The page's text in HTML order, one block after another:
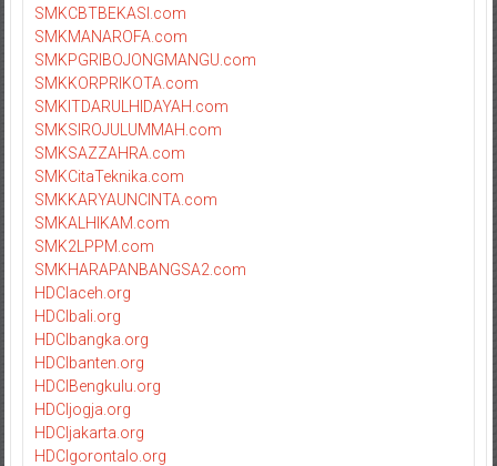
SMKCBTBEKASI.com
SMKMANAROFA.com
SMKPGRIBOJONGMANGU.com
SMKKORPRIKOTA.com
SMKITDARULHIDAYAH.com
SMKSIROJULUMMAH.com
SMKSAZZAHRA.com
SMKCitaTeknika.com
SMKKARYAUNCINTA.com
SMKALHIKAM.com
SMK2LPPM.com
SMKHARAPANBANGSA2.com
HDCIaceh.org
HDCIbali.org
HDCIbangka.org
HDCIbanten.org
HDCIBengkulu.org
HDCIjogja.org
HDCIjakarta.org
HDCIgorontalo.org